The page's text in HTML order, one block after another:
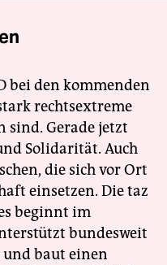
bei den kommenden
rechtsextreme
sind. Gerade jetzt
Solidarität. Auch
die sich vor Ort
einsetzen. Die taz
beginnt im
bundesweit
baut einen